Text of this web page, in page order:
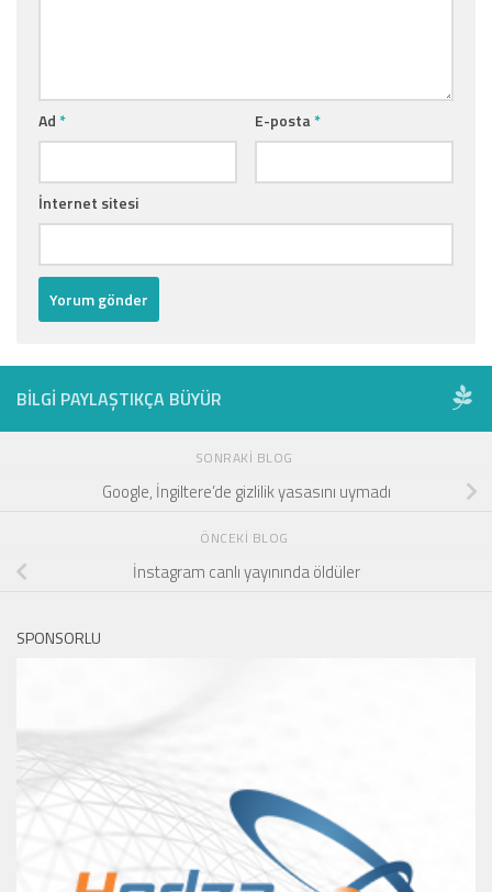
Ad* E-posta*
İnternet sitesi
BILGI PAYLAŞTIKÇA BÜYÜR
SONRAKI BLOG
Google, İngiltere’de gizlilik yasasını uymadı
ÖNCEKI BLOG
İnstagram canlı yayınında öldüler
SPONSORLU